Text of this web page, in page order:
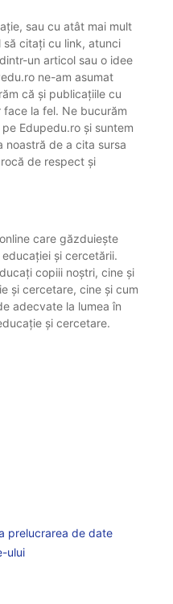
sau cu atât mai mult
citați cu link, atunci
un articol sau o idee
ne-am asumat
că și publicațiile cu
la fel. Ne bucurăm
Edupedu.ro și suntem
noastră de a cita sursa
de respect și
care găzduiește
și cercetării.
copiii noștri, cine și
și cercetare, cine și cum
adecvate la lumea în
și cercetare.
prelucrarea de date
ului